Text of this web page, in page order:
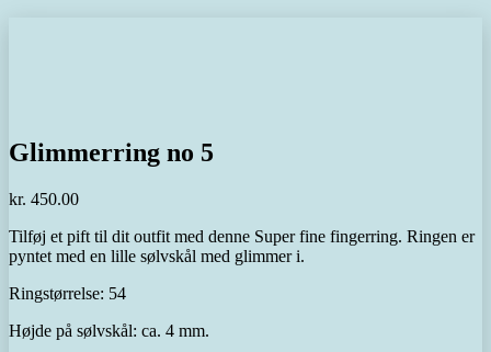
Glimmerring no 5
kr. 450.00
Tilføj et pift til dit outfit med denne Super fine fingerring. Ringen er
pyntet med en lille sølvskål med glimmer i.
Ringstørrelse: 54
Højde på sølvskål: ca. 4 mm.